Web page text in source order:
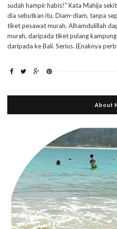
sudah hampir habis!” Kata Mahija
dia sebutkan itu. Diam-diam, tanpa
tiket pesawat murah. Alhamdulillah
murah, daripada tiket pulang
daripada ke Bali. Serius. (Enaknya
About